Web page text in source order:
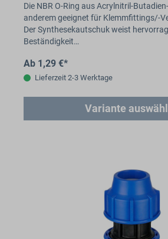
Die NBR O-Ring aus Acrylnitril-
anderem geeignet für Klemmfittings/-
Der Synthesekautschuk weist
Beständigkeit…
Ab 1,29 €*
Lieferzeit 2-3 Werktage
Variante